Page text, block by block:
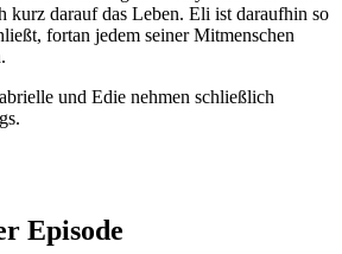
kurz darauf das Leben. Eli ist daraufhin so
fortan jedem seiner Mitmenschen
und Edie nehmen schließlich
Episode